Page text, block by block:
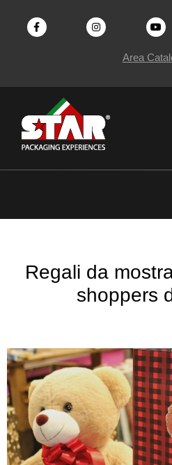
Area
Regali da
shoppers